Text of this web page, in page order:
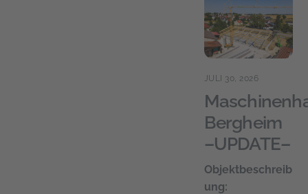
JULI 30, 2026
Bergheim
–UPDATE–
Objektbeschreib
ung: